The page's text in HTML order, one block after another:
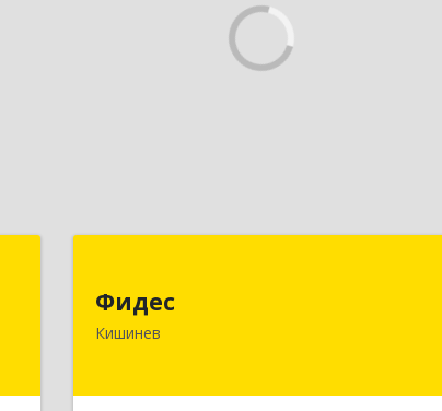
Фидес
Кишинев
МОЛДОВА, РЕСПУБЛИКА , MD-2008,
г.Кишинев, ул.Василе Лупу, 34/1, кв.37
Подробнее